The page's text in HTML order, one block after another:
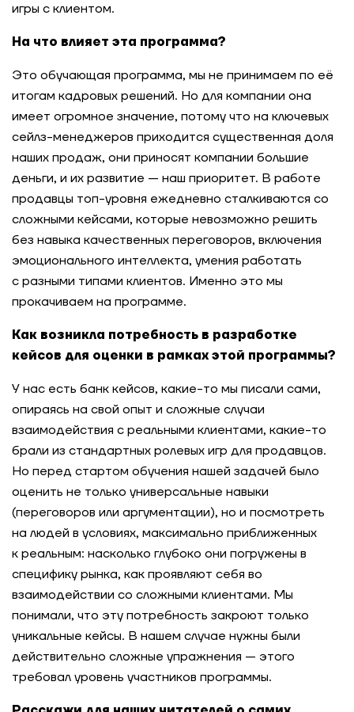
игры с клиентом.
На что влияет эта программа?
Это обучающая программа, мы не принимаем по её
итогам кадровых решений. Но для компании она
имеет огромное значение, потому что на ключевых
сейлз-менеджеров приходится существенная доля
наших продаж, они приносят компании большие
деньги, и их развитие — наш приоритет. В работе
продавцы топ-уровня ежедневно сталкиваются со
сложными кейсами, которые невозможно решить
без навыка качественных переговоров, включения
эмоционального интеллекта, умения работать
с разными типами клиентов. Именно это мы
прокачиваем на программе.
Как возникла потребность в разработке
кейсов для оценки в рамках этой программы?
У нас есть банк кейсов, какие-то мы писали сами,
опираясь на свой опыт и сложные случаи
взаимодействия с реальными клиентами, какие-то
брали из стандартных ролевых игр для продавцов.
Но перед стартом обучения нашей задачей было
оценить не только универсальные навыки
(переговоров или аргументации), но и посмотреть
на людей в условиях, максимально приближенных
к реальным: насколько глубоко они погружены в
специфику рынка, как проявляют себя во
взаимодействии со сложными клиентами. Мы
понимали, что эту потребность закроют только
уникальные кейсы. В нашем случае нужны были
действительно сложные упражнения — этого
требовал уровень участников программы.